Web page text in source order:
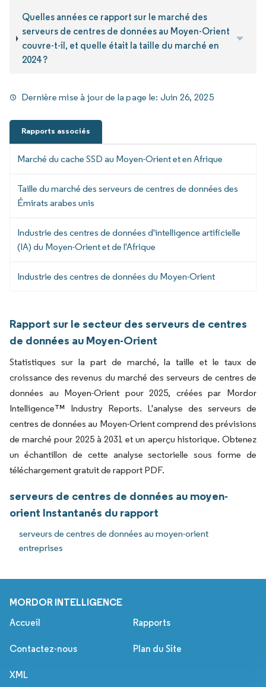
Quelles années ce rapport sur le marché des
serveurs de centres de données au Moyen-Orient
couvre-t-il, et quelle était la taille du marché en
2024 ?
Dernière mise à jour de la page le: Juin 26, 2025
Rapports associés
Marché du cache SSD au Moyen-Orient et en Afrique
Taille du marché des serveurs de centres de données des
Émirats arabes unis
Industrie des centres de données d'intelligence artificielle
(IA) du Moyen-Orient et de l'Afrique
Industrie des centres de données du Moyen-Orient
Rapport sur le secteur des serveurs de centres
de données au Moyen-Orient
Statistiques sur la part de marché, la taille et le taux de
croissance des revenus du marché des serveurs de centres de
données au Moyen-Orient pour 2025, créées par Mordor
Intelligence™ Industry Reports. L'analyse des serveurs de
centres de données au Moyen-Orient comprend des prévisions
de marché pour 2025 à 2031 et un aperçu historique. Obtenez
un échantillon de cette analyse sectorielle sous forme de
téléchargement gratuit de rapport PDF.
serveurs de centres de données au moyen-
orient Instantanés du rapport
serveurs de centres de données au moyen-orient
entreprises
MORDOR INTELLIGENCE
Accueil Rapports
Contactez-nous Plan du Site
XML